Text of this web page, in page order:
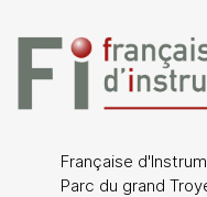
Française
Parc du grand